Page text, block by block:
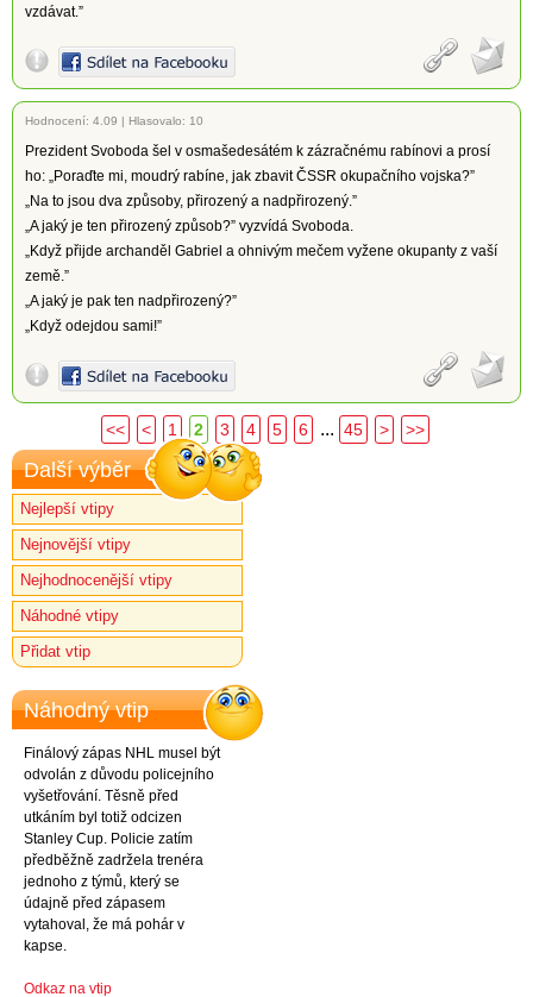
vzdávat.”
Hodnocení: 4.09 | Hlasovalo: 10
Prezident Svoboda šel v osmašedesátém k zázračnému rabínovi a prosí
ho: „Poraďte mi, moudrý rabíne, jak zbavit ČSSR okupačního vojska?”
„Na to jsou dva způsoby, přirozený a nadpřirozený.”
„A jaký je ten přirozený způsob?” vyzvídá Svoboda.
„Když přijde archanděl Gabriel a ohnivým mečem vyžene okupanty z vaší
země.”
„A jaký je pak ten nadpřirozený?”
„Když odejdou sami!”
<< < 1 2 3 4 5 6 ... 45 > >>
Další výběr
Nejlepší vtipy
Nejnovější vtipy
Nejhodnocenější vtipy
Náhodné vtipy
Přidat vtip
Náhodný vtip
Finálový zápas NHL musel být
odvolán z důvodu policejního
vyšetřování. Těsně před
utkáním byl totiž odcizen
Stanley Cup. Policie zatím
předběžně zadržela trenéra
jednoho z týmů, který se
údajně před zápasem
vytahoval, že má pohár v
kapse.
Odkaz na vtip